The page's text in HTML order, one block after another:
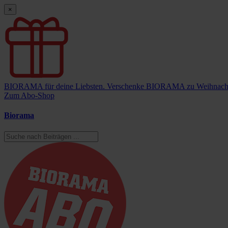
×
BIORAMA für deine Liebsten. Verschenke BIORAMA zu
Zum Abo-Shop
Biorama